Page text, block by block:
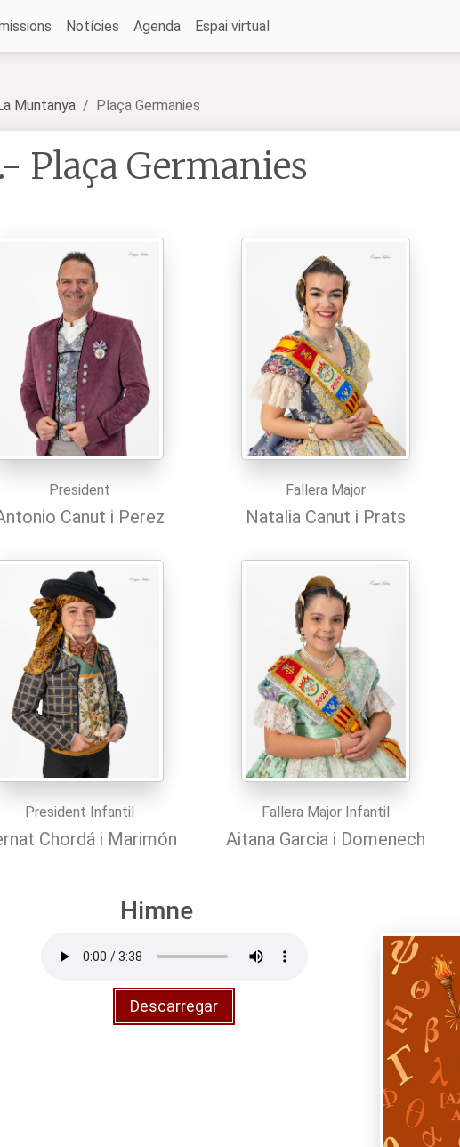
Notícies Agenda Espai virtual
Muntanya Plaça Germanies
Plaça Germanies
President
Canut i Perez
Fallera Major
Natalia Canut i Prats
President Infantil
Chordá i Marimón
Fallera Major Infantil
Aitana Garcia i Domenech
Himne
Descarregar